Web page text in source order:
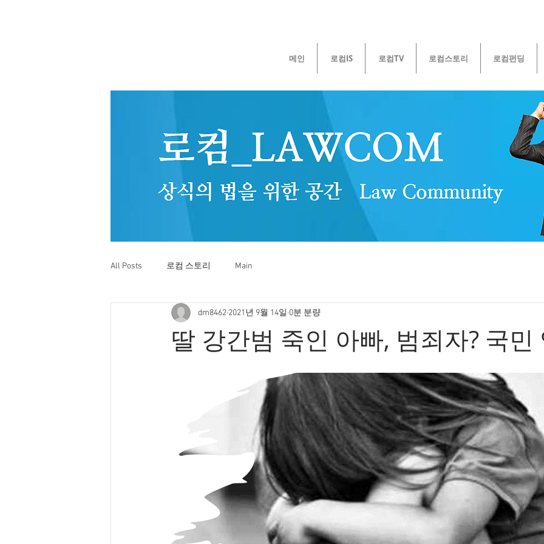
메인 로컴IS 로컴TV 로컴스토리 로컴펀딩
All Posts 로컴 스토리 Main
딸 강간범 죽인 아빠, 범죄자? 국민
dm8462 2021년 9월 14일 0분 분량